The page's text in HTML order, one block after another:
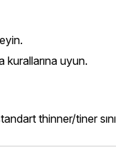
kurallarına uyun.
thinner/tiner